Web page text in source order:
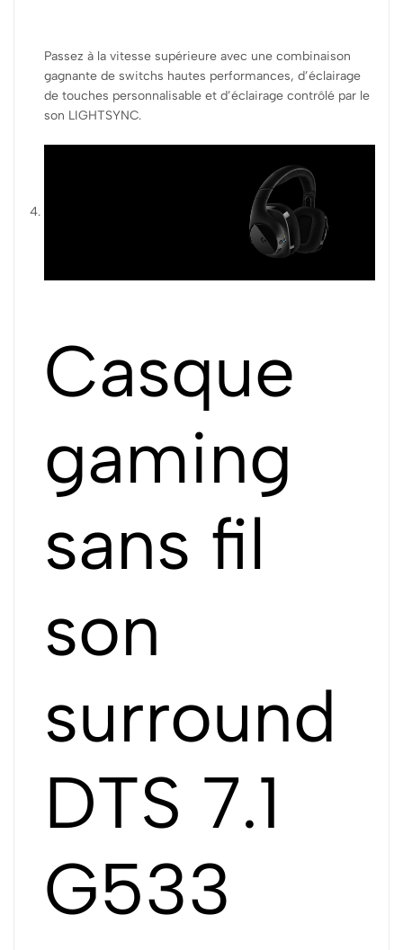
Passez à la vitesse supérieure avec une combinaison
gagnante de switchs hautes performances, d’éclairage
de touches personnalisable et d’éclairage contrôlé par le
son LIGHTSYNC.
Casque
gaming
sans fil
son
surround
DTS 7.1
G533